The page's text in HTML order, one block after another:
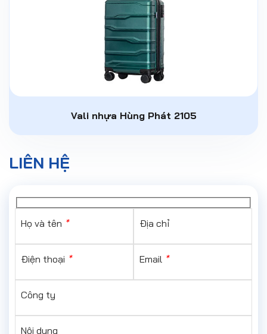
Vali nhựa Hùng Phát 2105
LIÊN HỆ
Họ và tên * Địa chỉ
Điện thoại * Email *
Công ty
Nội dung